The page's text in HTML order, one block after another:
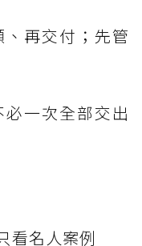
再交付；先管
一次全部交出
看名人案例